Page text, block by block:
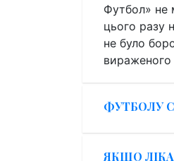
Футбол» не
цього разу
не було
вираженого
ФУТБОЛУ
ЯКЩО